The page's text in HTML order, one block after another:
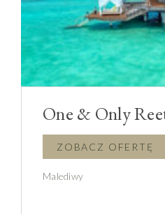
One & Only
Malediwy